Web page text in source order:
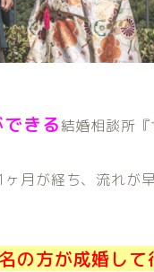
きる結婚相談所
月が経ち、流れが
の方が成婚し